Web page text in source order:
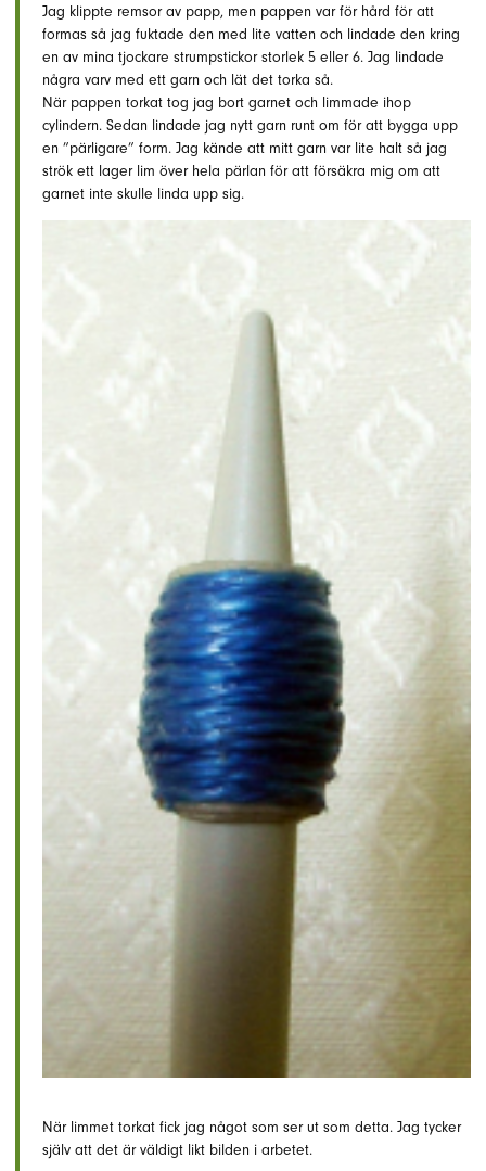
Jag klippte remsor av papp, men pappen var för hård för att
formas så jag fuktade den med lite vatten och lindade den kring
en av mina tjockare strumpstickor storlek 5 eller 6. Jag lindade
några varv med ett garn och lät det torka så.
När pappen torkat tog jag bort garnet och limmade ihop
cylindern. Sedan lindade jag nytt garn runt om för att bygga upp
en ”pärligare” form. Jag kände att mitt garn var lite halt så jag
strök ett lager lim över hela pärlan för att försäkra mig om att
garnet inte skulle linda upp sig.
När limmet torkat fick jag något som ser ut som detta. Jag tycker
själv att det är väldigt likt bilden i arbetet.